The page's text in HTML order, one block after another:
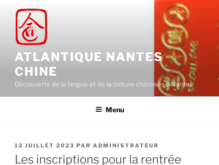
contenu
principal
ATLANTIQUE NANTES
CHINE
Découverte de la langue et de la culture chinoises à Nantes
Menu
PUBLIÉ
LE
12 JUILLET 2023 PAR ADMINISTRATEUR
Les inscriptions pour la rentrée